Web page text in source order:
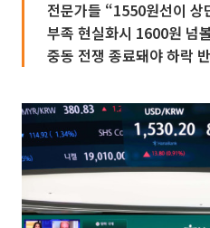
전문가들 “1550원선이 상
부족 현실화시 1600원 넘
중동 전쟁 종료돼야 하락